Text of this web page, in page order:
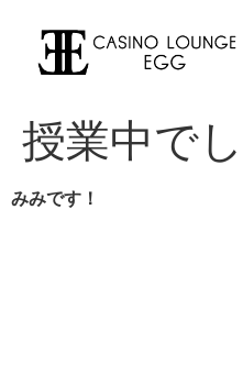
授業中でし
みみです！